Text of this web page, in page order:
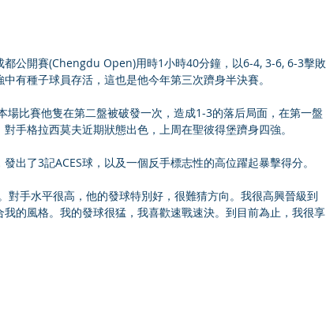
都公開賽(Chengdu Open)用時1小時40分鐘，以6-4, 3-6, 6-3擊敗
有種子球員存活，這也是他今年第三次躋身半決賽。
場比賽他隻在第二盤被破發一次，造成1-3的落后局面，在第一盤
手格拉西莫夫近期狀態出色，上周在聖彼得堡躋身四強。
出了3記ACES球，以及一個反手標志性的高位躍起暴擊得分。
對手水平很高，他的發球特別好，很難猜方向。我很高興晉級到
的風格。我的發球很猛，我喜歡速戰速決。到目前為止，我很享